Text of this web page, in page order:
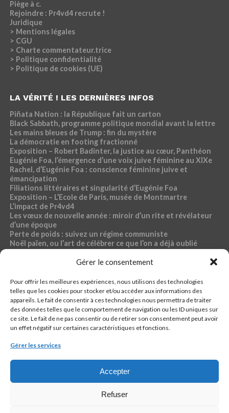
Gérer le consentement
Pour offrir les meilleures expériences, nous utilisons des technologies
telles que les cookies pour stocker et/ou accéder aux informations des
appareils. Le fait de consentir à ces technologies nous permettra de traiter
des données telles que le comportement de navigation ou les ID uniques sur
ce site. Le fait de ne pas consentir ou de retirer son consentement peut avoir
un effet négatif sur certaines caractéristiques et fonctions.
Gérer les services
Accepter
Refuser
Piège à c.
Rejoindre : Pr4vd4 recrute !
Juridique
> Mentions légales
> CGU
> Charte commentateur.trice
> Politique confidentialité
> Politique de cookies (UE)
LA VÉRITÉ ! LES DERNIÈRES INFOS
Piñata Nation : la République fait un carton
Black Sabbath, programme politique mondial avant la lettre
Les mains bleues de Trump : fin du mystère
La démocratie en footing fractionné
Exposition – Robert Badinter, la justice au cœur, Panthéon
Eugénie Foa, l’émergence d’une voix juive féminine au XIXe
Rachel, d’Eugénie Foa : conscience féminine juive et
émancipation
Filiations littéraires et singularité d’Eugénie Foa
Exposition – L’Ecole de Paris, musée de Montmartre
L’impact de Pr4vd4
Les vœux de nouvelle année : miroir d’un rite et révélateur
d’une époque
Perte de poids : suivez un régime communiste
Noël païen, ou l’art de célébrer ce que l’on a déjà oublié
Dossier « Café du commerce »
RUBRIQUES PR4VD4
44-fillette
Ch4ud l’infø
Econømie
Santé, sport, bien-être, sexo
CONTACTER LA RÉDACTION